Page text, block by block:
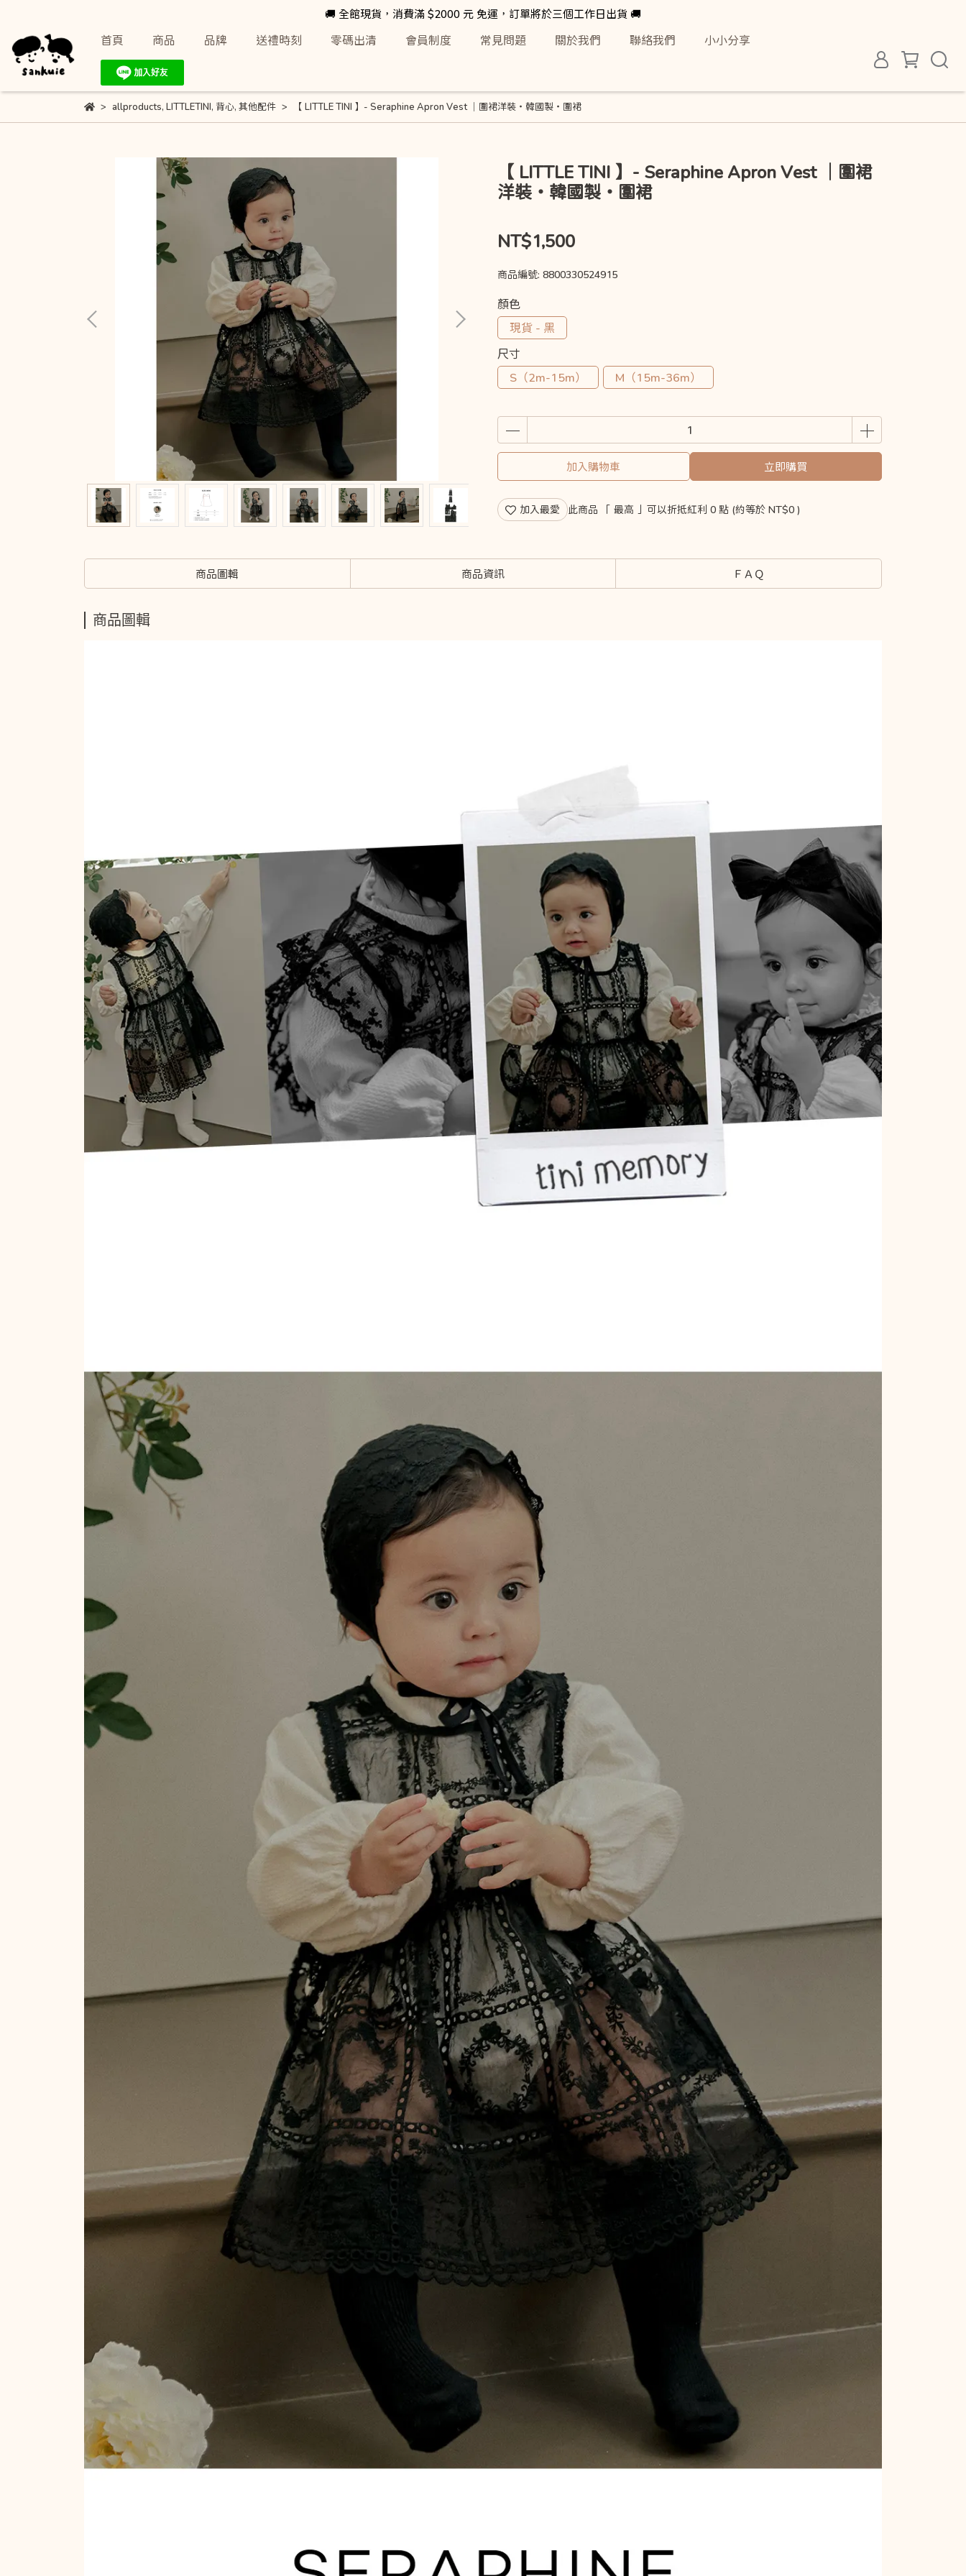
🚚 全館現貨，消費滿 $2000 元 免運，訂單將於三個工作日出貨 🚚
首頁 商品 品牌 送禮時刻 零碼出清 會員制度 常見問題 關於我們 聯絡我們 小小分享
allproducts, LITTLETINI, 背心, 其他配件 【 LITTLE TINI 】- Seraphine Apron Vest ｜圍裙洋裝・韓國製・圍裙
【 LITTLE TINI 】- Seraphine Apron Vest ｜圍裙
洋裝・韓國製・圍裙
NT$1,500
商品編號: 8800330524915
顏色
現貨 - 黑
尺寸
S（2m-15m）
M（15m-36m）
加入購物車 立即購買
加入最愛 此商品 「 最高 」可以折抵紅利 0 點 (約等於 NT$0 )
商品圖輯 商品資訊 ＦＡＱ
商品圖輯